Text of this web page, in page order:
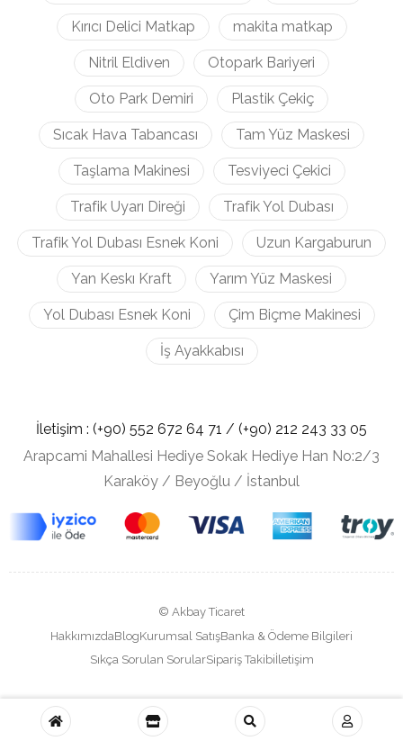
Kırıcı Delici Matkap makita matkap
Nitril Eldiven Otopark Bariyeri
Oto Park Demiri Plastik Çekiç
Sıcak Hava Tabancası Tam Yüz Maskesi
Taşlama Makinesi Tesviyeci Çekici
Trafik Uyarı Direği Trafik Yol Dubası
Trafik Yol Dubası Esnek Koni Uzun Kargaburun
Yan Keskı Kraft Yarım Yüz Maskesi
Yol Dubası Esnek Koni Çim Biçme Makinesi
İş Ayakkabısı
İletişim : (+90) 552 672 64 71 / (+90) 212 243 33 05
Arapcami Mahallesi Hediye Sokak Hediye Han No:2/3
Karaköy / Beyoğlu / İstanbul
© Akbay Ticaret
HakkımızdaBlogKurumsal SatışBanka & Ödeme Bilgileri
Sıkça Sorulan SorularSipariş Takibiİletişim